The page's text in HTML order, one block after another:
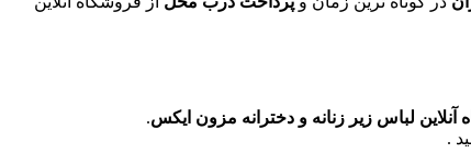
آنلاین لباس زیر زنانه و دخترانه مزون ایکس.
.